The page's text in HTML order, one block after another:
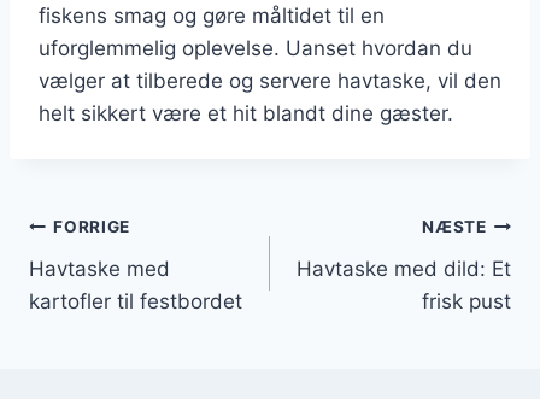
fiskens smag og gøre måltidet til en
uforglemmelig oplevelse. Uanset hvordan du
vælger at tilberede og servere havtaske, vil den
helt sikkert være et hit blandt dine gæster.
Indlægsnavigation
FORRIGE
Havtaske med
kartofler til festbordet
NÆSTE
Havtaske med dild: Et
frisk pust